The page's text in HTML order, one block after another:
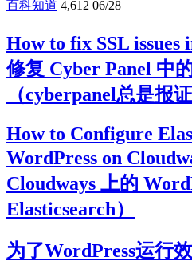
百科知道 4,612 06/28
How to fix SSL issues
修复 Cyber Panel 中
（cyberpanel总是报
How to Configure
WordPress on
Cloudways 上的
Elasticsearch）
为了WordPress运行